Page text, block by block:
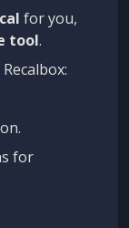
for you,
tool.
for